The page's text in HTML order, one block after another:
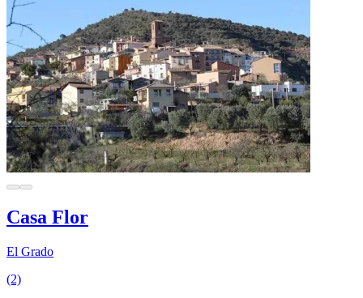
Casa Flor
El Grado
(2)